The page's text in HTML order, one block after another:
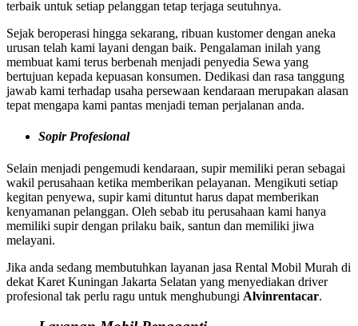
terbaik untuk setiap pelanggan tetap terjaga seutuhnya.
Sejak beroperasi hingga sekarang, ribuan kustomer dengan aneka
urusan telah kami layani dengan baik. Pengalaman inilah yang
membuat kami terus berbenah menjadi penyedia Sewa yang
bertujuan kepada kepuasan konsumen. Dedikasi dan rasa tanggung
jawab kami terhadap usaha persewaan kendaraan merupakan alasan
tepat mengapa kami pantas menjadi teman perjalanan anda.
Sopir Profesional
Selain menjadi pengemudi kendaraan, supir memiliki peran sebagai
wakil perusahaan ketika memberikan pelayanan. Mengikuti setiap
kegitan penyewa, supir kami dituntut harus dapat memberikan
kenyamanan pelanggan. Oleh sebab itu perusahaan kami hanya
memiliki supir dengan prilaku baik, santun dan memiliki jiwa
melayani.
Jika anda sedang membutuhkan layanan jasa Rental Mobil Murah di
dekat Karet Kuningan Jakarta Selatan yang menyediakan driver
profesional tak perlu ragu untuk menghubungi Alvinrentacar.